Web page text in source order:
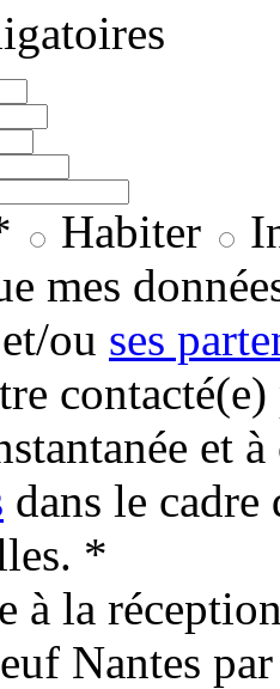
Habiter
mes
ou ses
et
dans le cadre
*
à la
Nantes